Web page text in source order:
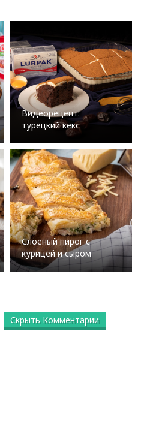
Видеорецепт:
турецкий кекс
Слоеный пирог с
курицей и сыром
Скрыть Комментарии